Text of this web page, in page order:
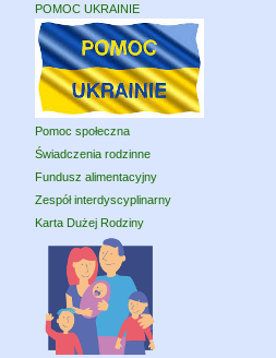
POMOC UKRAINIE
Pomoc społeczna
Świadczenia rodzinne
Fundusz alimentacyjny
Zespół interdyscyplinarny
Karta Dużej Rodziny